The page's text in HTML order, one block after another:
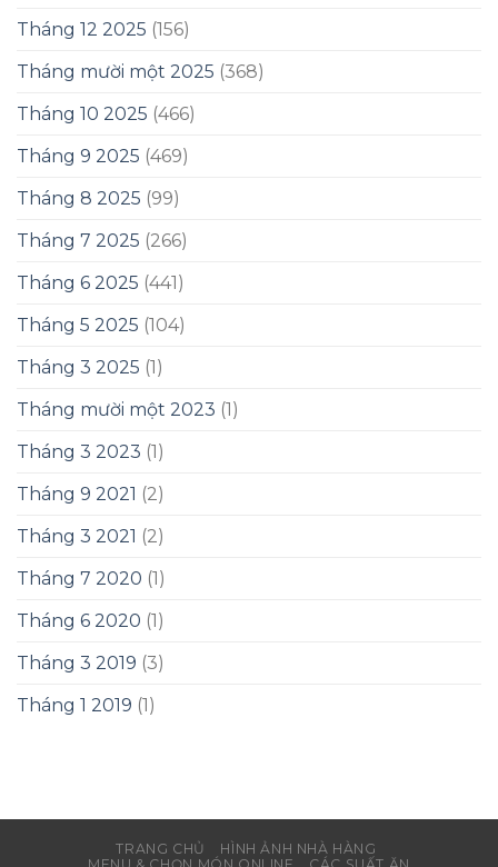
Tháng 12 2025 (156)
Tháng mười một 2025 (368)
Tháng 10 2025 (466)
Tháng 9 2025 (469)
Tháng 8 2025 (99)
Tháng 7 2025 (266)
Tháng 6 2025 (441)
Tháng 5 2025 (104)
Tháng 3 2025 (1)
Tháng mười một 2023 (1)
Tháng 3 2023 (1)
Tháng 9 2021 (2)
Tháng 3 2021 (2)
Tháng 7 2020 (1)
Tháng 6 2020 (1)
Tháng 3 2019 (3)
Tháng 1 2019 (1)
TRANG CHỦ
HÌNH ẢNH NHÀ HÀNG